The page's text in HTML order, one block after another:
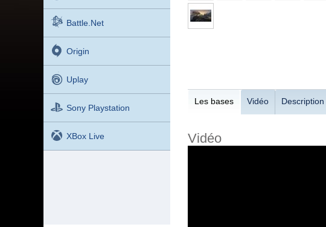
Battle.net
Origin
Uplay
Sony Playstation
XBox Live
Les bases Vidéo Description
Vidéo